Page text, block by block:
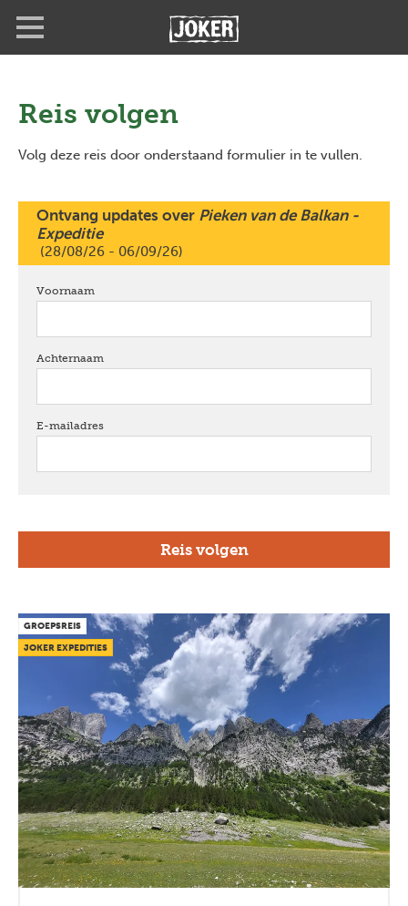
gaanReis volgen
Volg deze reis door onderstaand formulier in te vullen.
Ontvang updates over Pieken van de Balkan -
Expeditie
(28/08/26 - 06/09/26)
Voornaam
Achternaam
E-mailadres
GROEPSREIS
JOKER EXPEDITIES